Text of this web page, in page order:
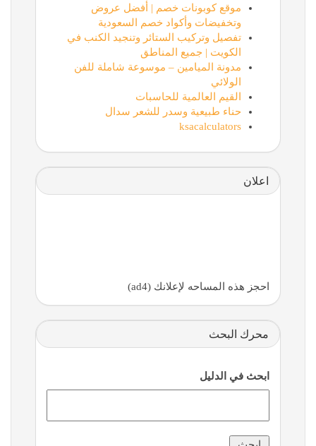
موقع كوبونات خصم | أفضل عروض
وتخفيضات وأكواد خصم السعودية
تفصيل وتركيب الستائر وتنجيد الكنب في
الكويت | جميع المناطق
مدونة الميامين – موسوعة شاملة للفن
الولائي
القيم العالمية للحاسبات
حناء طبيعية وسدر للشعر سدال
ksacalculators
اعلان
احجز هذه المساحه لإعلانك (ad4)
محرك البحث
ابحث في الدليل